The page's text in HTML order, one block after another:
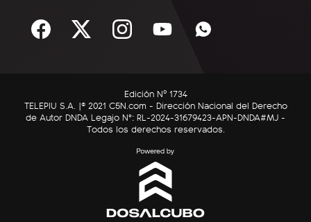
Sociedad
C5N Autos
RatingCero
Términos y condiciones
Edición Nº 1734
TELEPIU S.A. |© 2021 C5N.com - Dirección Nacional del Derecho
de Autor DNDA Legajo N°: RL-2024-31679423-APN-DNDA#MJ -
Todos los derechos reservados.